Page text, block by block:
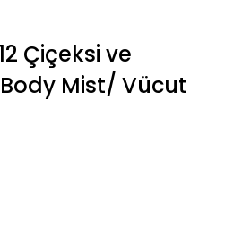
Çiçeksi ve
Mist/ Vücut